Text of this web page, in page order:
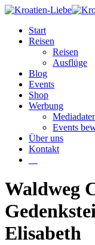
Start
Reisen
Reisen
Ausflüge
Blog
Events
Shop
Werbung
Events
Über uns
Kontakt
Waldweg
Elisabeth